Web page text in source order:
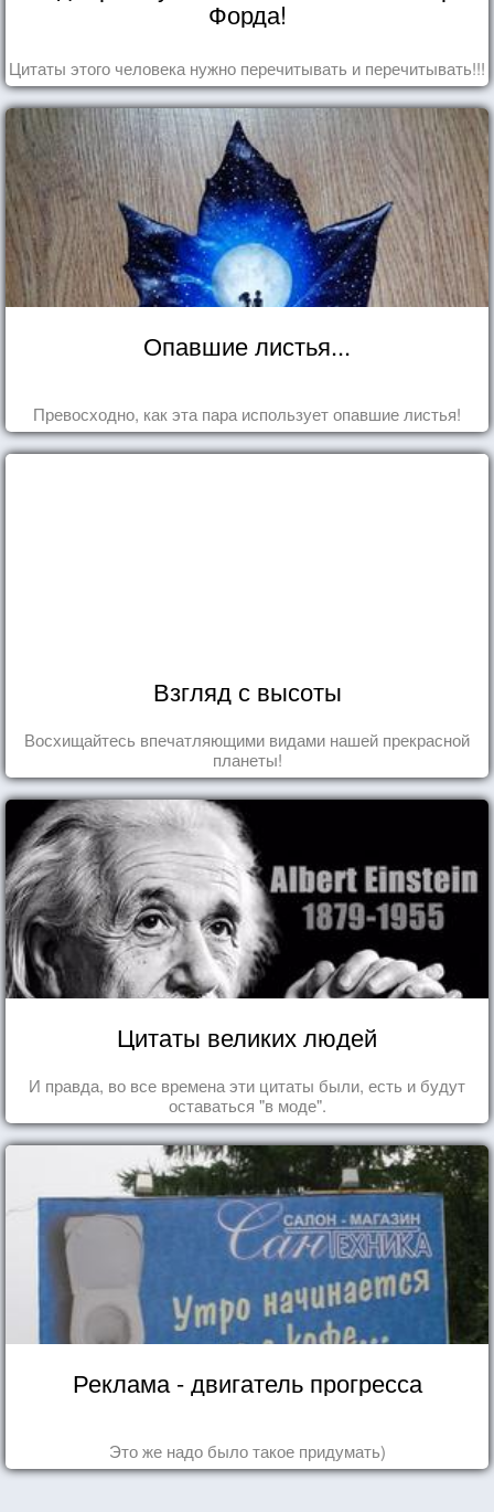
Форда!
Цитаты этого человека нужно перечитывать и перечитывать!!!
Опавшие листья...
Превосходно, как эта пара использует опавшие листья!
Взгляд с высоты
Восхищайтесь впечатляющими видами нашей прекрасной
планеты!
Цитаты великих людей
И правда, во все времена эти цитаты были, есть и будут
оставаться "в моде".
Реклама - двигатель прогресса
Это же надо было такое придумать)